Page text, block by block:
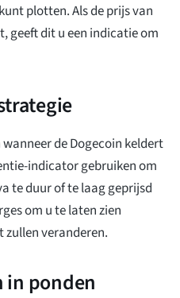
plotten. Als de prijs van
geeft dit u een indicatie om
de Dogecoin keldert
indicator gebruiken om
te duur of te laag geprijsd
om u te laten zien
veranderen.
in ponden